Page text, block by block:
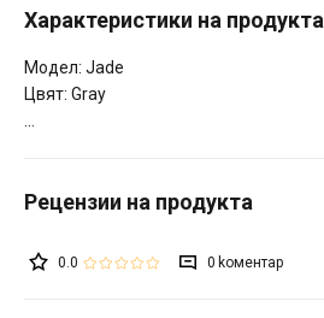
Характеристики на продукта
Модел: Jade
Цвят: Gray
0.0 0